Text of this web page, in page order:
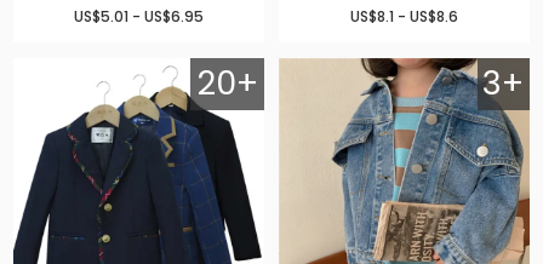
US$8.1 - US$8.6
US$5.01 - US$6.95
3+
20+